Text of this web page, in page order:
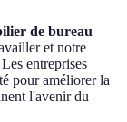
de bureau
et notre
entreprises
pour améliorer la
l'avenir du